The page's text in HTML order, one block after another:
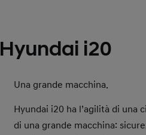
Hyundai i20
Una grande macchina.
Hyundai i20 ha l’agilità di una
di una grande macchina: